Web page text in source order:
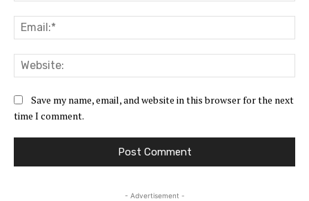
Save my name, email, and website in this browser for the next
time I comment.
- Advertisement -